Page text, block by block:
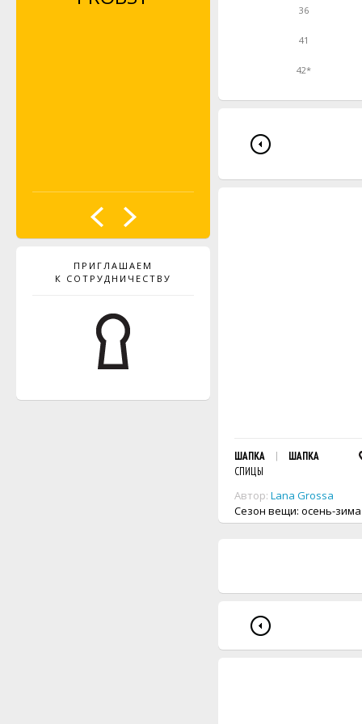
ПРИГЛАШАЕМ
К СОТРУДНИЧЕСТВУ
36
41
42*
ШАПКА
ШАПКА
СПИЦЫ
Автор: Lana Grossa
Сезон вещи: осень-зима